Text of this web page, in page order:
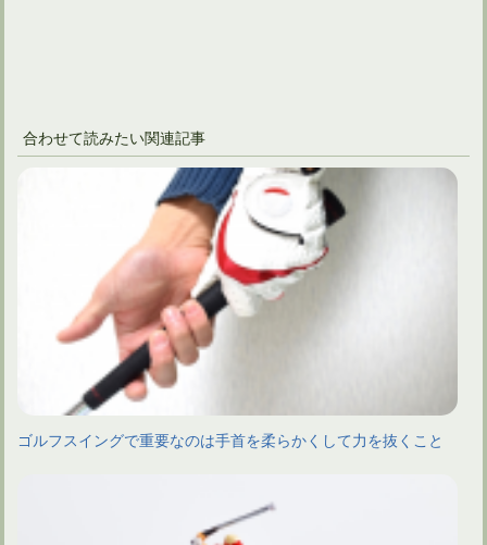
合わせて読みたい関連記事
ゴルフスイングで重要なのは手首を柔らかくして力を抜くこと